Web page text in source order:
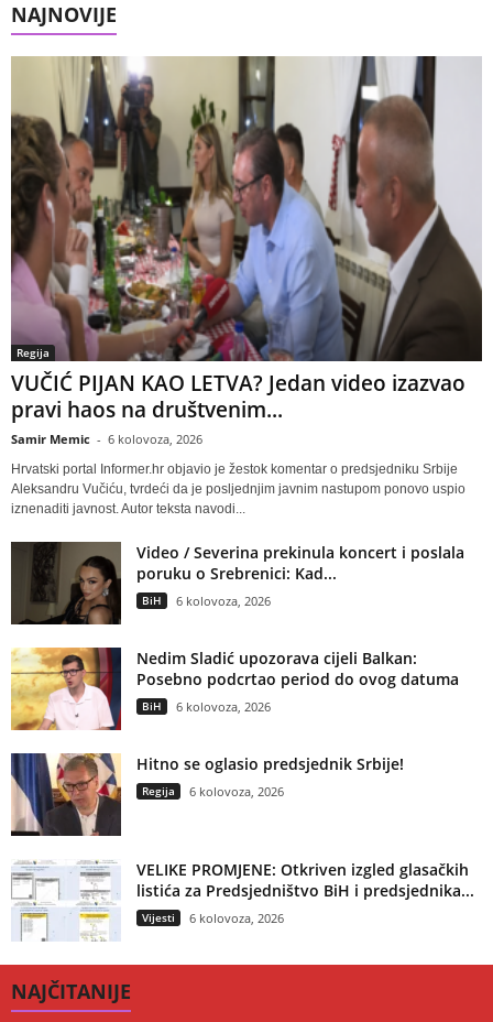
NAJNOVIJE
Regija
VUČIĆ PIJAN KAO LETVA? Jedan video izazvao
pravi haos na društvenim...
Samir Memic - 6 kolovoza, 2026
Hrvatski portal Informer.hr objavio je žestok komentar o predsjedniku Srbije
Aleksandru Vučiću, tvrdeći da je posljednjim javnim nastupom ponovo uspio
iznenaditi javnost. Autor teksta navodi...
Video / Severina prekinula koncert i poslala
poruku o Srebrenici: Kad...
BiH 6 kolovoza, 2026
Nedim Sladić upozorava cijeli Balkan:
Posebno podcrtao period do ovog datuma
BiH 6 kolovoza, 2026
Hitno se oglasio predsjednik Srbije!
Regija 6 kolovoza, 2026
VELIKE PROMJENE: Otkriven izgled glasačkih
listića za Predsjedništvo BiH i predsjednika...
Vijesti 6 kolovoza, 2026
NAJČITANIJE